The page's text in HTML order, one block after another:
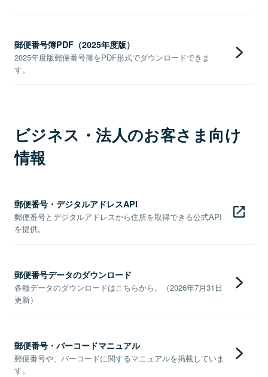
郵便番号簿PDF（2025年度版）
2025年度版郵便番号簿をPDF形式でダウンロードできま
す。
ビジネス・法人のお客さま向け
情報
郵便番号・デジタルアドレスAPI
郵便番号とデジタルアドレスから住所を取得できる公式API
を提供。
郵便番号データのダウンロード
各種データのダウンロードはこちらから。（2026年7月31日
更新）
郵便番号・バーコードマニュアル
郵便番号や、バーコードに関するマニュアルを掲載していま
す。